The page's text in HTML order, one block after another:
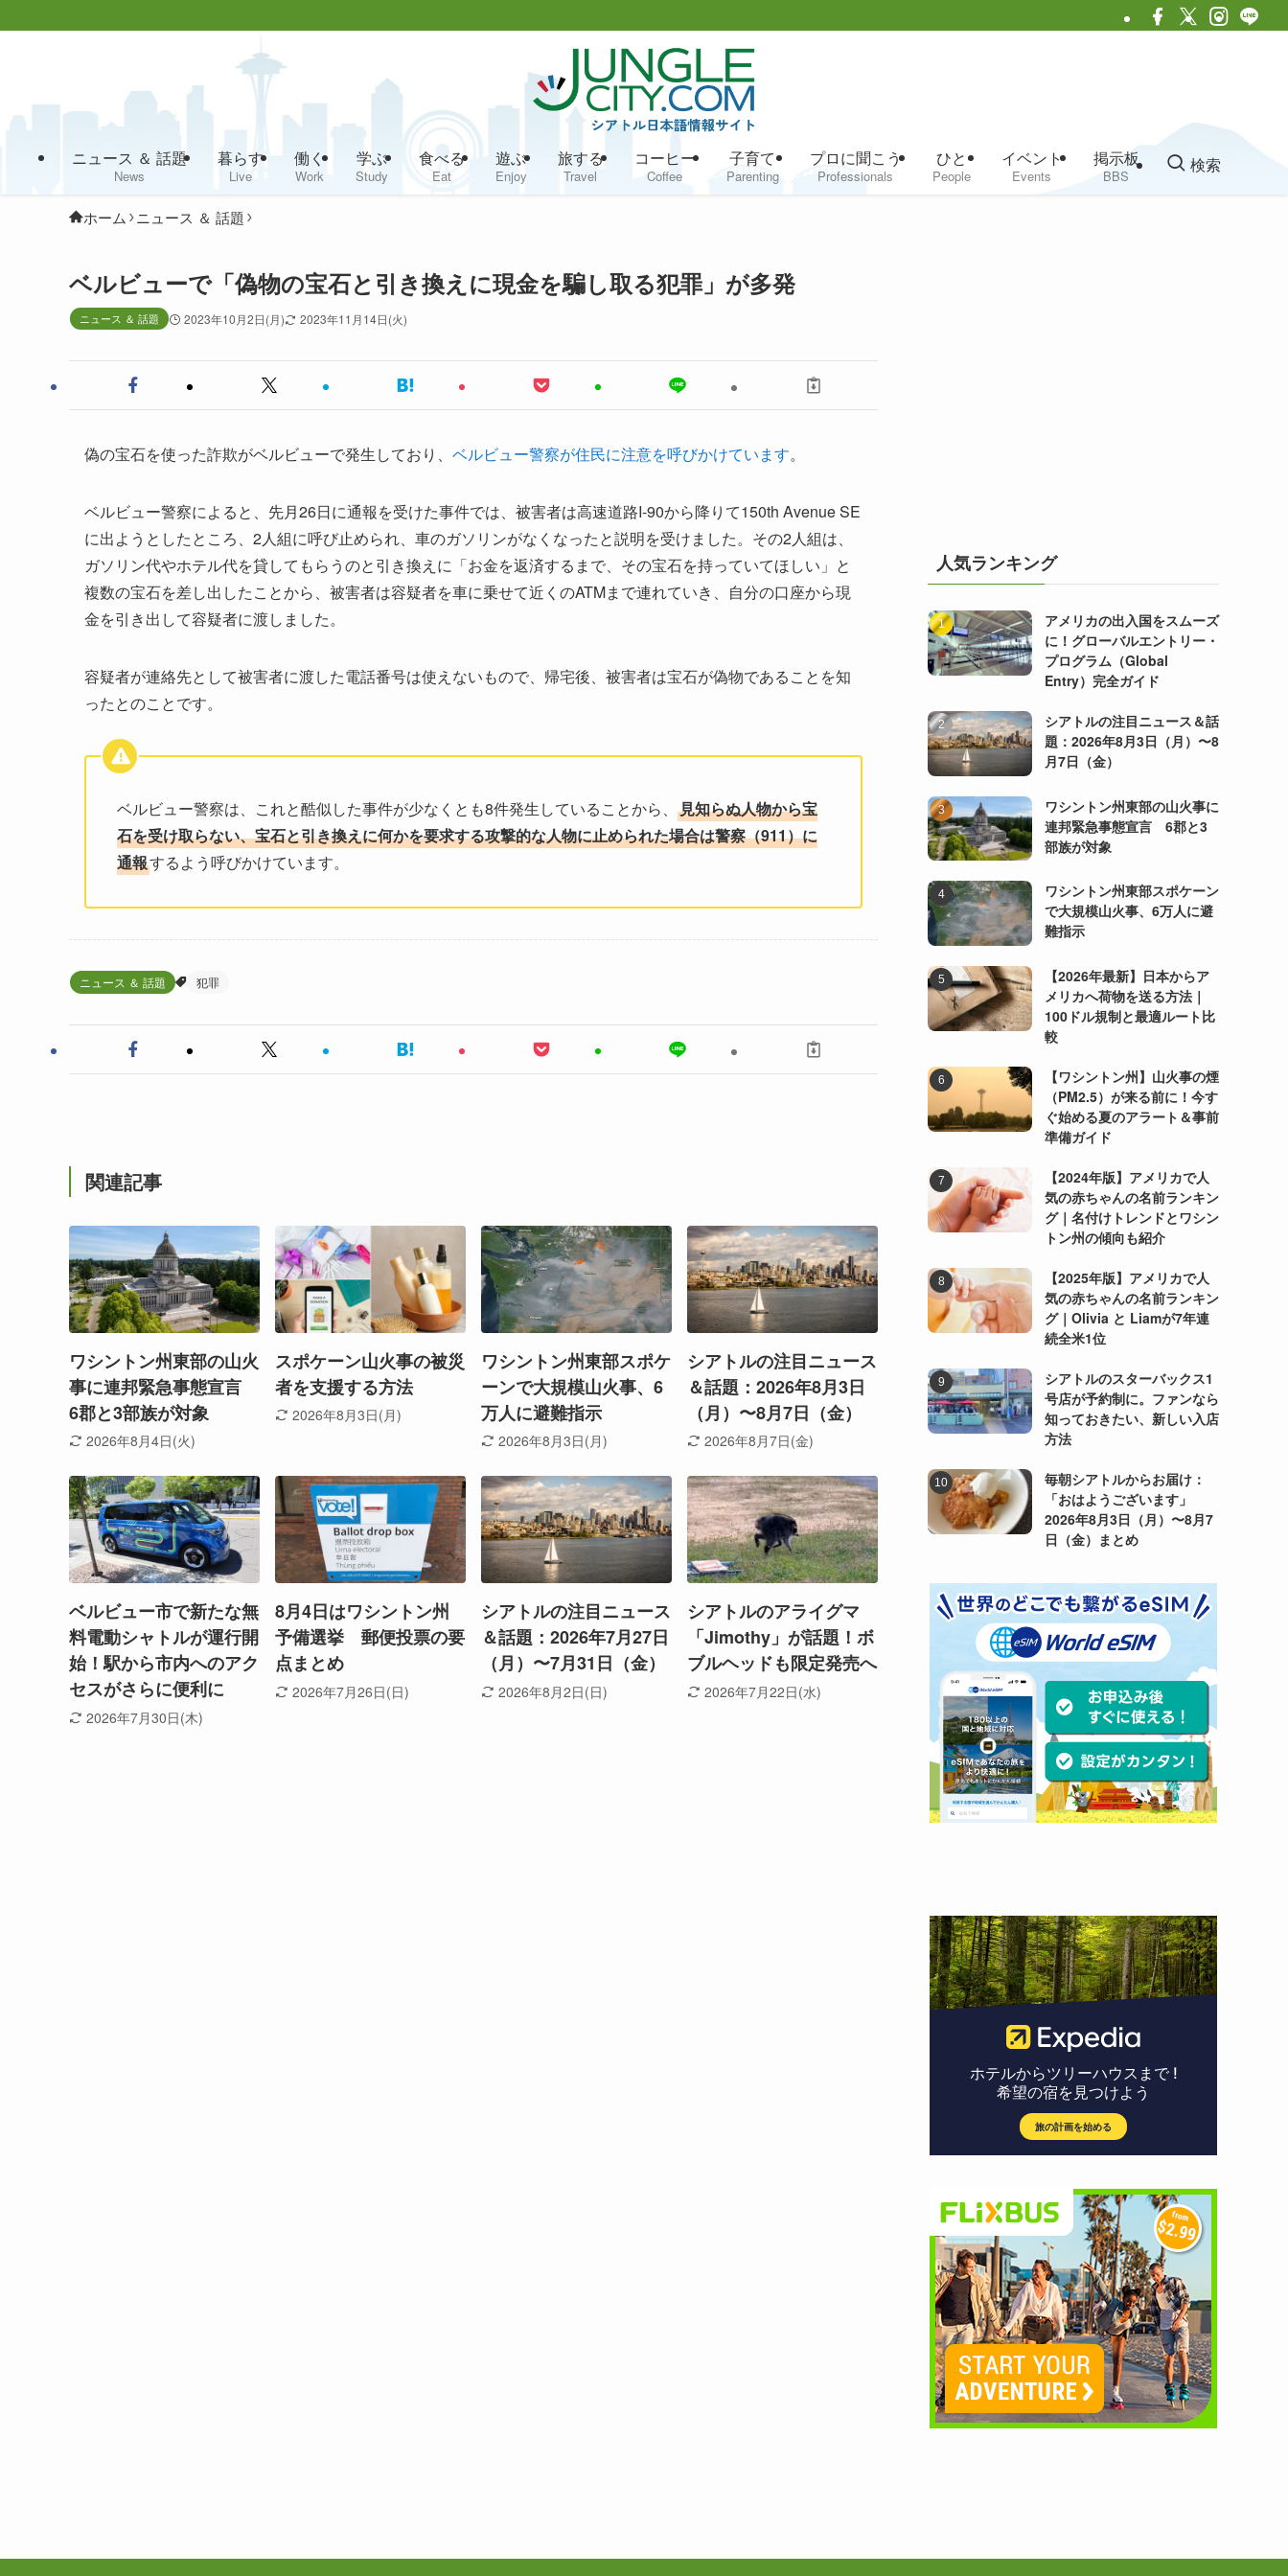
ニュース ＆ 話題
News
暮らす
Live
働く
Work
学ぶ
Study
食べる
Eat
遊ぶ
Enjoy
旅する
Travel
コーヒー
Coffee
子育て
Parenting
プロに聞こう
Professionals
ひと
People
イベント
Events
掲示板
BBS
検索
ホーム ニュース ＆ 話題
ベルビューで「偽物の宝石と引き換えに現金を騙し取る犯罪」が多発
ニュース ＆ 話題 2023年10月2日(月) 2023年11月14日(火)
偽の宝石を使った詐欺がベルビューで発生しており、 ベルビュー警察が住民に注意を呼びかけています。
ベルビュー警察によると、先月26日に通報を受けた事件では、被害者は高速道路I-90から降りて150th Avenue SE
に出ようとしたところ、2人組に呼び止められ、車のガソリンがなくなったと説明を受けました。その2人組は、
ガソリン代やホテル代を貸してもらうのと引き換えに「お金を返済するまで、その宝石を持っていてほしい」と
複数の宝石を差し出したことから、被害者は容疑者を車に乗せて近くのATMまで連れていき、自分の口座から現
金を引き出して容疑者に渡しました。
容疑者が連絡先として被害者に渡した電話番号は使えないもので、帰宅後、被害者は宝石が偽物であることを知
ったとのことです。
ベルビュー警察は、これと酷似した事件が少なくとも8件発生していることから、 見知らぬ人物から宝
石を受け取らない、宝石と引き換えに何かを要求する攻撃的な人物に止められた場合は警察（911）に
通報するよう呼びかけています。
ニュース ＆ 話題 犯罪
関連記事
ワシントン州東部の山火
事に連邦緊急事態宣言
6郡と3部族が対象
2026年8月4日(火)
スポケーン山火事の被災
者を支援する方法
2026年8月3日(月)
ワシントン州東部スポケ
ーンで大規模山火事、6
万人に避難指示
2026年8月3日(月)
シアトルの注目ニュース
＆話題：2026年8月3日
（月）〜8月7日（金）
2026年8月7日(金)
ベルビュー市で新たな無
料電動シャトルが運行開
始！駅から市内へのアク
セスがさらに便利に
2026年7月30日(木)
8月4日はワシントン州
予備選挙 郵便投票の要
点まとめ
2026年7月26日(日)
シアトルの注目ニュース
＆話題：2026年7月27日
（月）〜7月31日（金）
2026年8月2日(日)
シアトルのアライグマ
「Jimothy」が話題！ボ
ブルヘッドも限定発売へ
2026年7月22日(水)
人気ランキング
アメリカの出入国をスムーズ
に！グローバルエントリー・
プログラム（Global
Entry）完全ガイド
シアトルの注目ニュース＆話
題：2026年8月3日（月）〜8
月7日（金）
ワシントン州東部の山火事に
連邦緊急事態宣言 6郡と3
部族が対象
ワシントン州東部スポケーン
で大規模山火事、6万人に避
難指示
【2026年最新】日本からア
メリカへ荷物を送る方法｜
100ドル規制と最適ルート比
較
【ワシントン州】山火事の煙
（PM2.5）が来る前に！今す
ぐ始める夏のアラート＆事前
準備ガイド
【2024年版】アメリカで人
気の赤ちゃんの名前ランキン
グ｜名付けトレンドとワシン
トン州の傾向も紹介
【2025年版】アメリカで人
気の赤ちゃんの名前ランキン
グ｜Olivia と Liamが7年連
続全米1位
シアトルのスターバックス1
号店が予約制に。ファンなら
知っておきたい、新しい入店
方法
毎朝シアトルからお届け：
「おはようございます」
2026年8月3日（月）〜8月7
日（金）まとめ